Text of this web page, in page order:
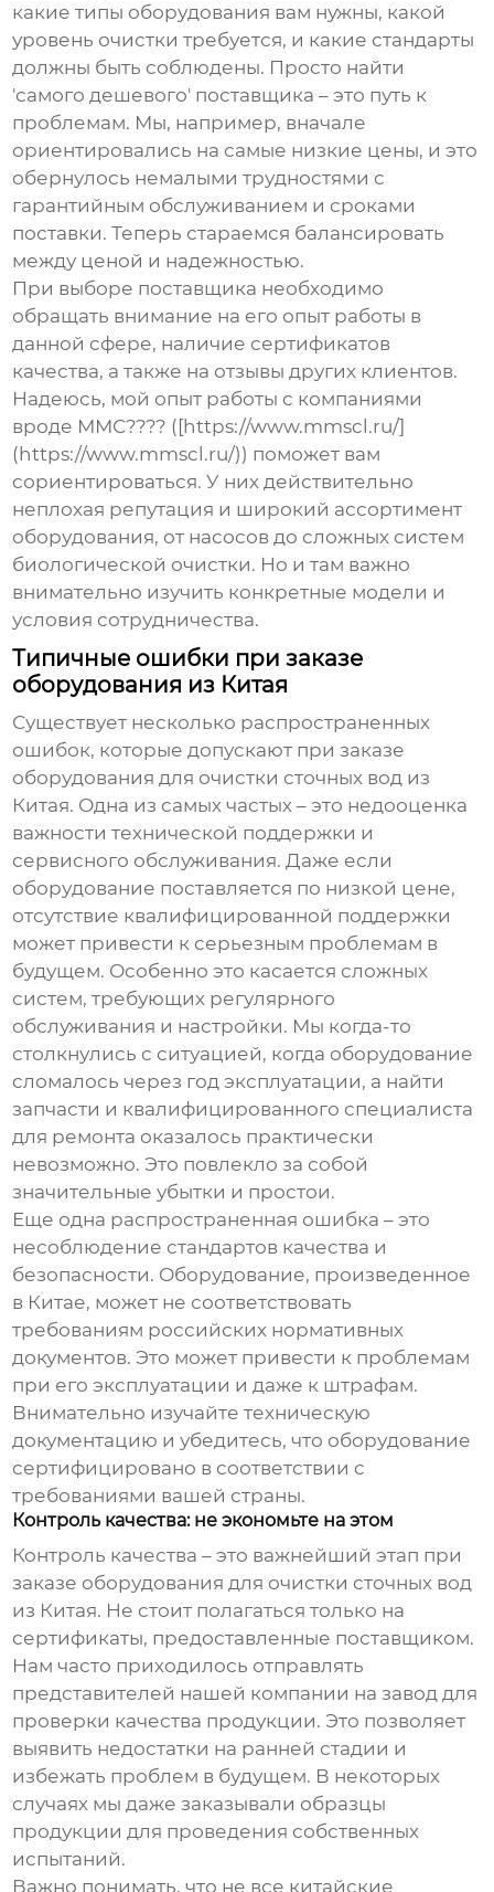
какие типы оборудования вам нужны, какой
уровень очистки требуется, и какие стандарты
должны быть соблюдены. Просто найти
'самого дешевого' поставщика – это путь к
проблемам. Мы, например, вначале
ориентировались на самые низкие цены, и это
обернулось немалыми трудностями с
гарантийным обслуживанием и сроками
поставки. Теперь стараемся балансировать
между ценой и надежностью.
При выборе поставщика необходимо
обращать внимание на его опыт работы в
данной сфере, наличие сертификатов
качества, а также на отзывы других клиентов.
Надеюсь, мой опыт работы с компаниями
вроде ММС???? ([https://www.mmscl.ru/]
(https://www.mmscl.ru/)) поможет вам
сориентироваться. У них действительно
неплохая репутация и широкий ассортимент
оборудования, от насосов до сложных систем
биологической очистки. Но и там важно
внимательно изучить конкретные модели и
условия сотрудничества.
Типичные ошибки при заказе
оборудования из Китая
Существует несколько распространенных
ошибок, которые допускают при заказе
оборудования для очистки сточных вод из
Китая. Одна из самых частых – это недооценка
важности технической поддержки и
сервисного обслуживания. Даже если
оборудование поставляется по низкой цене,
отсутствие квалифицированной поддержки
может привести к серьезным проблемам в
будущем. Особенно это касается сложных
систем, требующих регулярного
обслуживания и настройки. Мы когда-то
столкнулись с ситуацией, когда оборудование
сломалось через год эксплуатации, а найти
запчасти и квалифицированного специалиста
для ремонта оказалось практически
невозможно. Это повлекло за собой
значительные убытки и простои.
Еще одна распространенная ошибка – это
несоблюдение стандартов качества и
безопасности. Оборудование, произведенное
в Китае, может не соответствовать
требованиям российских нормативных
документов. Это может привести к проблемам
при его эксплуатации и даже к штрафам.
Внимательно изучайте техническую
документацию и убедитесь, что оборудование
сертифицировано в соответствии с
требованиями вашей страны.
Контроль качества: не экономьте на этом
Контроль качества – это важнейший этап при
заказе оборудования для очистки сточных вод
из Китая. Не стоит полагаться только на
сертификаты, предоставленные поставщиком.
Нам часто приходилось отправлять
представителей нашей компании на завод для
проверки качества продукции. Это позволяет
выявить недостатки на ранней стадии и
избежать проблем в будущем. В некоторых
случаях мы даже заказывали образцы
продукции для проведения собственных
испытаний.
Важно понимать, что не все китайские